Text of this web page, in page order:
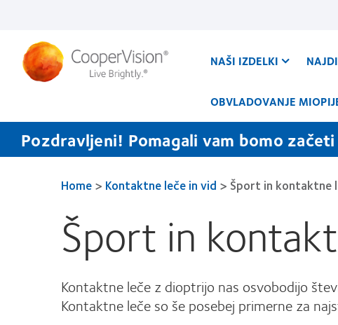
content
NAŠI IZDELKI
OBVLADOVANJE
Pozdravljeni! Pomagali vam bomo
Home> Kontaktne leče in vid > Šport in kontaktne
Šport in
Kontaktne leče z dioptrijo nas osvobodijo
Kontaktne leče so še posebej primerne za